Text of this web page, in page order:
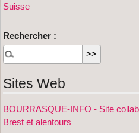
Suisse
Rechercher :
Sites Web
BOURRASQUE-INFO - Site
Brest et alentours